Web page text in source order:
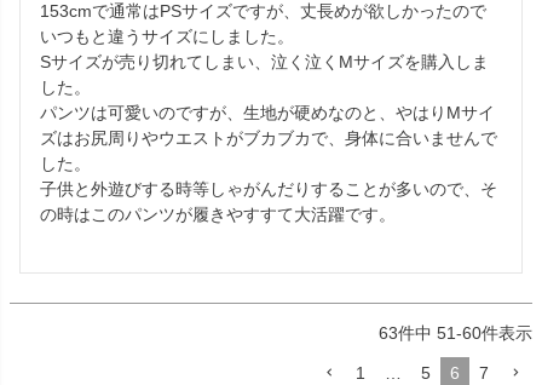
153cmで通常はPSサイズですが、丈長めが欲しかったので
いつもと違うサイズにしました。
Sサイズが売り切れてしまい、泣く泣くMサイズを購入しま
した。
パンツは可愛いのですが、生地が硬めなのと、やはりMサイ
ズはお尻周りやウエストがブカブカで、身体に合いませんで
した。
子供と外遊びする時等しゃがんだりすることが多いので、そ
の時はこのパンツが履きやすすて大活躍です。
63件中 51-60件表示
1 5 6 7